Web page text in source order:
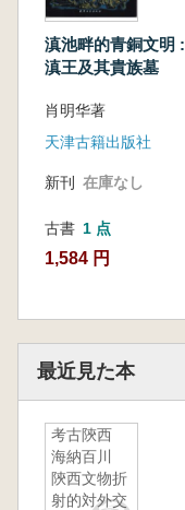
滇池畔的青銅文明 :
滇王及其貴族墓
肖明华著
天津古籍出版社
新刊 在庫なし
古書 1 点
1,584 円
最近見た本
考古陝西
海納百川
陝西文物折
射的対外交